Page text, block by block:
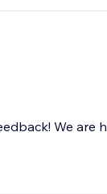
We are